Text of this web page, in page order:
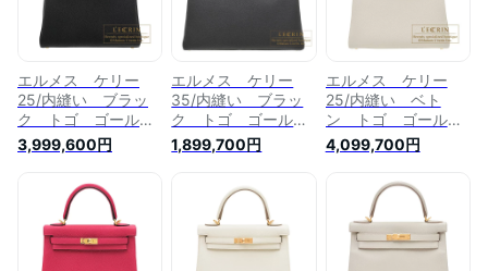
エルメス ケリー
25/内縫い ブラッ
ク トゴ ゴールド
金具 HERMES
Kelly bag 25
Togo leather Gold
hardware
3,999,600円
エルメス ケリー
35/内縫い ブラッ
ク トゴ ゴールド
金具 HERMES
Kelly bag 35
Togo leather Gold
hardware
1,899,700円
エルメス ケリー
25/内縫い ベト
ン トゴ ゴールド
金具 HERMES
Kelly bag 25
Retourne Beton
Togo leather Gold
hardware
4,099,700円